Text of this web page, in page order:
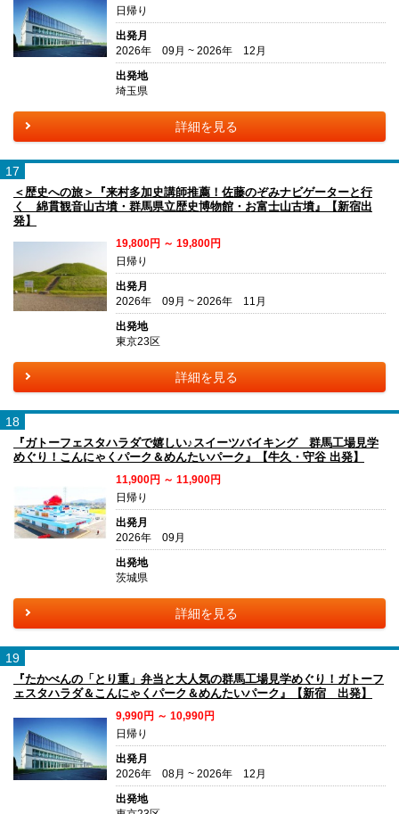
日帰り
出発月
2026年 09月 ~ 2026年 12月
出発地
埼玉県
詳細を見る
17
＜歴史への旅＞『来村多加史講師推薦！佐藤のぞみナビゲーターと行
く 綿貫観音山古墳・群馬県立歴史博物館・お富士山古墳』【新宿出
発】
19,800円 ～ 19,800円
日帰り
出発月
2026年 09月 ~ 2026年 11月
出発地
東京23区
詳細を見る
18
『ガトーフェスタハラダで嬉しい♪スイーツバイキング 群馬工場見学
めぐり！こんにゃくパーク＆めんたいパーク』【牛久・守谷 出発】
11,900円 ～ 11,900円
日帰り
出発月
2026年 09月
出発地
茨城県
詳細を見る
19
『たかべんの「とり重」弁当と大人気の群馬工場見学めぐり！ガトーフ
ェスタハラダ＆こんにゃくパーク＆めんたいパーク』【新宿 出発】
9,990円 ～ 10,990円
日帰り
出発月
2026年 08月 ~ 2026年 12月
出発地